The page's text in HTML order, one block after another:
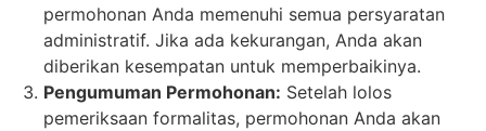
permohonan Anda memenuhi semua persyaratan
administratif. Jika ada kekurangan, Anda akan
diberikan kesempatan untuk memperbaikinya.
Pengumuman Permohonan: Setelah lolos
pemeriksaan formalitas, permohonan Anda akan